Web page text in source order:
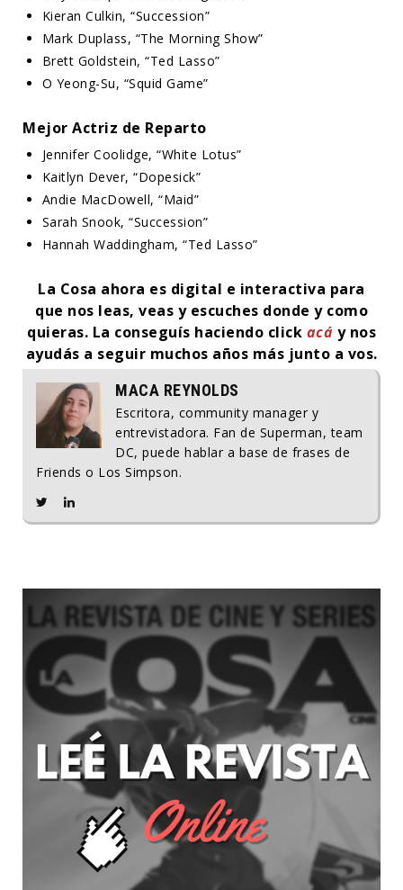
Kieran Culkin, “Succession”
Mark Duplass, “The Morning Show”
Brett Goldstein, “Ted Lasso”
O Yeong-Su, “Squid Game”
Mejor Actriz de Reparto
Jennifer Coolidge, “White Lotus”
Kaitlyn Dever, “Dopesick”
Andie MacDowell, “Maid”
Sarah Snook, “Succession”
Hannah Waddingham, “Ted Lasso”
La Cosa ahora es digital e interactiva para
que nos leas, veas y escuches donde y como
quieras. La conseguís haciendo click acá y nos
ayudás a seguir muchos años más junto a vos.
MACA REYNOLDS
Escritora, community manager y
entrevistadora. Fan de Superman, team
DC, puede hablar a base de frases de
Friends o Los Simpson.